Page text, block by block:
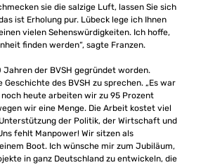
sie die salzige Luft, lassen Sie sich
ist Erholung pur. Lübeck lege ich Ihnen
vielen Sehenswürdigkeiten. Ich hoffe,
finden werden“, sagte Franzen.
Jahren der BVSH gegründet worden.
Geschichte des BVSH zu sprechen. „Es war
heute arbeiten wir zu 95 Prozent
wir eine Menge. Die Arbeit kostet viel
der Politik, der Wirtschaft und
fehlt Manpower! Wir sitzen als
Boot. Ich wünsche mir zum Jubiläum,
in ganz Deutschland zu entwickeln, die